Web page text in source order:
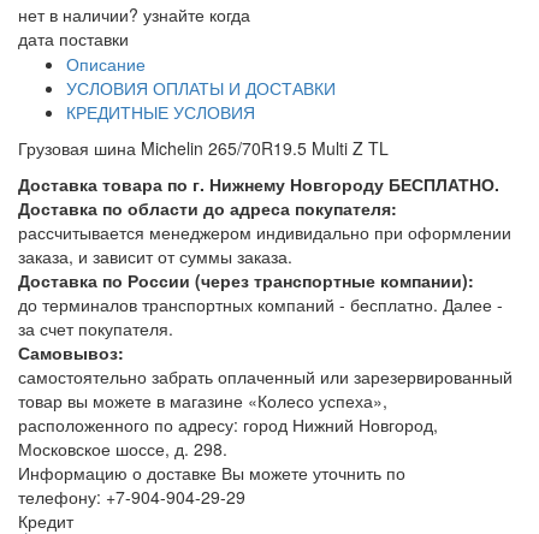
нет в наличии? узнайте когда
дата поставки
Описание
УСЛОВИЯ ОПЛАТЫ И ДОСТАВКИ
КРЕДИТНЫЕ УСЛОВИЯ
Грузовая шина Michelin 265/70R19.5 Multi Z TL
Доставка товара по г. Нижнему Новгороду БЕСПЛАТНО.
Доставка по области до адреса покупателя:
рассчитывается менеджером индивидально при оформлении
заказа, и зависит от суммы заказа.
Доставка по России (через транспортные компании):
до терминалов транспортных компаний - бесплатно. Далее -
за счет покупателя.
Самовывоз:
самостоятельно забрать оплаченный или зарезервированный
товар вы можете в магазине «Колесо успеха»,
расположенного по адресу: город Нижний Новгород,
Московское шоссе, д. 298.
Информацию о доставке Вы можете уточнить по
телефону: +7-904-904-29-29
Кредит